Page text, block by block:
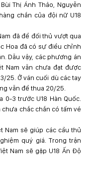
Thị Ánh Thảo, Nguyễn
chắn của đội nữ U18
đã để đối thủ vượt qua
Hoa đã có sự điều chỉnh
Dẫu vậy, các phương án
Nam vẫn chưa đạt được
25. Ở ván cuối dù các tay
vẫn để thua 20/25.
0-3 trước U18 Hàn Quốc.
chưa chắc chắn có tấm vé
Nam sẽ giúp các cầu thủ
quý giá. Trong trận
Nam sẽ gặp U18 Ấn Độ